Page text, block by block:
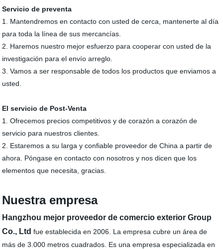
Servicio de preventa
1. Mantendremos en contacto con usted de cerca, mantenerte al día
para toda la línea de sus mercancías.
2. Haremos nuestro mejor esfuerzo para cooperar con usted de la
investigación para el envío arreglo.
3. Vamos a ser responsable de todos los productos que enviamos a
usted.
El servicio de Post-Venta
1. Ofrecemos precios competitivos y de corazón a corazón de
servicio para nuestros clientes.
2. Estaremos a su larga y confiable proveedor de China a partir de
ahora. Póngase en contacto con nosotros y nos dicen que los
elementos que necesita, gracias.
Nuestra empresa
Hangzhou mejor proveedor de comercio exterior Group
Co., Ltd fue establecida en 2006. La empresa cubre un área de
más de 3.000 metros cuadrados. Es una empresa especializada en